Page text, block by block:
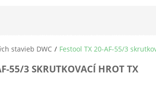
stavieb DWC Festool TX 20-AF-55/3
55/3 SKRUTKOVACÍ HROT TX